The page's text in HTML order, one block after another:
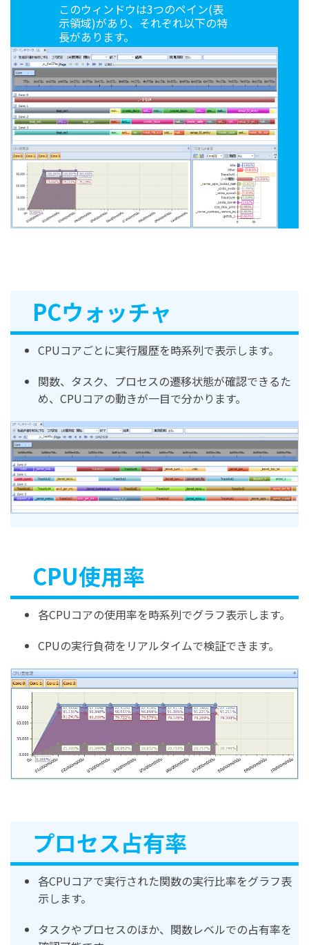
このウィンドウは3つのペイン(表
示領域)があり、それぞれ以下の特
長があります。
PCウォッチャ
CPUコアごとに実行履歴を時系列で表示します。
関数、タスク、プロセスの遷移状態が確認できるた
め、CPUコアの動きが一目で分かります。
CPU使用率
各CPUコアの使用率を時系列でグラフ表示します。
CPUの実行負荷をリアルタイムで検証できます。
プロセス占有率
各CPUコアで実行された関数の実行比率をグラフ表
示します。
タスクやプロセスのほか、関数レベルでの占有率を